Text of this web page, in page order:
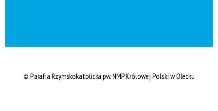
© Parafia Rzymskokatolicka pw. NMP Królowej Polski w Olecku